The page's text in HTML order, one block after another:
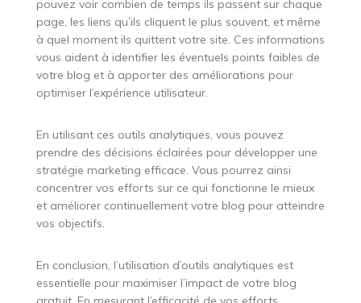
pouvez voir combien de temps ils passent sur chaque
page, les liens qu’ils cliquent le plus souvent, et même
à quel moment ils quittent votre site. Ces informations
vous aident à identifier les éventuels points faibles de
votre blog et à apporter des améliorations pour
optimiser l’expérience utilisateur.
En utilisant ces outils analytiques, vous pouvez
prendre des décisions éclairées pour développer une
stratégie marketing efficace. Vous pourrez ainsi
concentrer vos efforts sur ce qui fonctionne le mieux
et améliorer continuellement votre blog pour atteindre
vos objectifs.
En conclusion, l’utilisation d’outils analytiques est
essentielle pour maximiser l’impact de votre blog